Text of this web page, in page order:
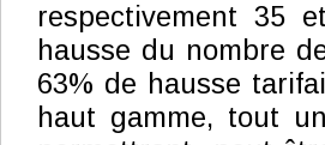
respectivement 35
hausse du nombre
63% de hausse
haut gamme, tout